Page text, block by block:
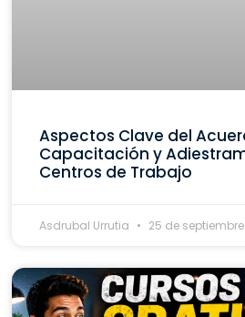
Aspectos Clave del
Capacitación y
Centros de Trabajo
Asdrubal Urrutia 25 de